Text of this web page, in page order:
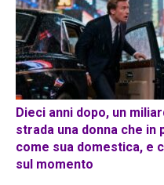
Dieci anni dopo, un
strada una donna che
come sua domestica, e
sul momento